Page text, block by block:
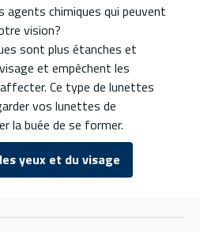
agents chimiques qui peuvent
vision?
sont plus étanches et
et empêchent les
Ce type de lunettes
vos lunettes de
la buée de se former.
yeux et du visage